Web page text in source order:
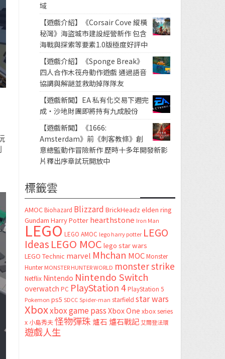
域
【遊戲介紹】《Corsair Cove 縱橫
秘灣》海盜城市建設經營新作 包含
海戰與探索等要素1.0版極度好評中
【遊戲介紹】《Sponge Break》
四人合作木筏舟動作遊戲 通過語音
協調與解謎並救助掉隊隊友
【遊戲新聞】EA 私有化交易下週完
成・沙地財團即將持有九成股份
【遊戲新聞】《1666:
Amsterdam》前《刺客教條》創
意總監動作冒險新作 歷時十多年開發新影
片釋出序章試玩開放中
標籤雲
AMOC Biohazard Blizzard BrickHeadz elden ring
Gundam Harry Potter hearthstone Iron Man
LEGO LEGO AMOC lego harry potter LEGO
Ideas LEGO MOC lego star wars
LEGO Technic marvel Mhchan MOC Monster
Hunter MONSTER HUNTER WORLD monster strike
Netflix Nintendo Nintendo Switch
overwatch PC PlayStation 4 PlayStation 5
Pokemon ps5 SDCC Spider-man starfield star wars
Xboxxbox game passXbox One xbox series
x 小島秀夫怪物彈珠 爐石 爐石戰記艾爾登法環
遊戲人生